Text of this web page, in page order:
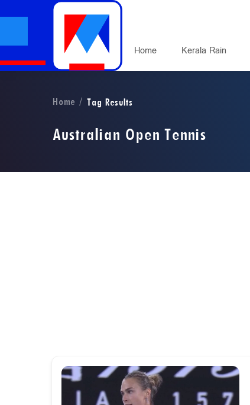
Home Kerala Rain
Home Tag Results
Australian Open Tennis